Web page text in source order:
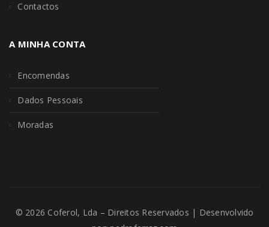
Contactos
A MINHA CONTA
Encomendas
Dados Pessoais
Moradas
© 2026 Coferol, Lda – Direitos Reservados | Desenvolvido